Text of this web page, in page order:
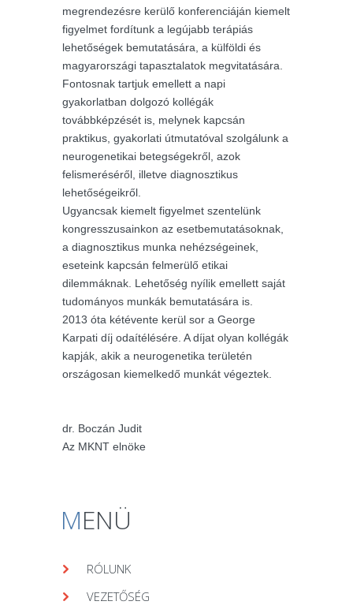
megrendezésre kerülő konferenciáján kiemelt
figyelmet fordítunk a legújabb terápiás
lehetőségek bemutatására, a külföldi és
magyarországi tapasztalatok megvitatására.
Fontosnak tartjuk emellett a napi
gyakorlatban dolgozó kollégák
továbbképzését is, melynek kapcsán
praktikus, gyakorlati útmutatóval szolgálunk a
neurogenetikai betegségekről, azok
felismeréséről, illetve diagnosztikus
lehetőségeikről.
Ugyancsak kiemelt figyelmet szentelünk
kongresszusainkon az esetbemutatásoknak,
a diagnosztikus munka nehézségeinek,
eseteink kapcsán felmerülő etikai
dilemmáknak. Lehetőség nyílik emellett saját
tudományos munkák bemutatására is.
2013 óta kétévente kerül sor a George
Karpati díj odaítélésére. A díjat olyan kollégák
kapják, akik a neurogenetika területén
országosan kiemelkedő munkát végeztek.
dr. Boczán Judit
Az MKNT elnöke
MENÜ
RÓLUNK
VEZETŐSÉG